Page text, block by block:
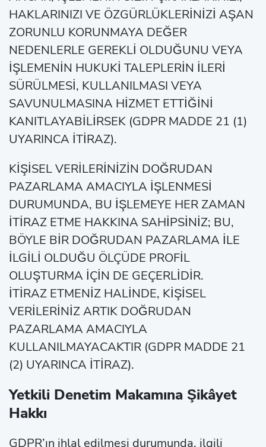
HAKLARINIZI VE ÖZGÜRLÜKLERİNİZİ AŞAN
ZORUNLU KORUNMAYA DEĞER
NEDENLERLE GEREKLİ OLDUĞUNU VEYA
İŞLEMENİN HUKUKİ TALEPLERİN İLERİ
SÜRÜLMESİ, KULLANILMASI VEYA
SAVUNULMASINA HİZMET ETTİĞİNİ
KANITLAYABİLİRSEK (GDPR MADDE 21 (1)
UYARINCA İTİRAZ).
KİŞİSEL VERİLERİNİZİN DOĞRUDAN
PAZARLAMA AMACIYLA İŞLENMESİ
DURUMUNDA, BU İŞLEMEYE HER ZAMAN
İTİRAZ ETME HAKKINA SAHİPSİNİZ; BU,
BÖYLE BİR DOĞRUDAN PAZARLAMA İLE
İLGİLİ OLDUĞU ÖLÇÜDE PROFİL
OLUŞTURMA İÇİN DE GEÇERLİDİR.
İTİRAZ ETMENİZ HALİNDE, KİŞİSEL
VERİLERİNİZ ARTIK DOĞRUDAN
PAZARLAMA AMACIYLA
KULLANILMAYACAKTIR (GDPR MADDE 21
(2) UYARINCA İTİRAZ).
Yetkili Denetim Makamına Şikâyet
Hakkı
GDPR’ın ihlal edilmesi durumunda, ilgili